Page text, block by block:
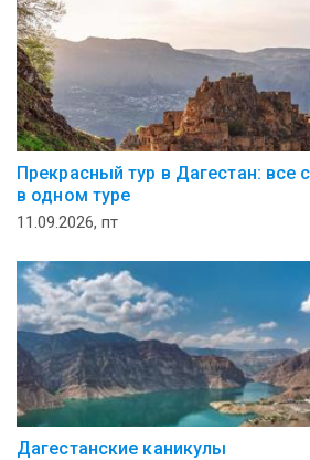
Прекрасный тур в Дагестан: все
в одном туре
11.09.2026, пт
Дагестанские каникулы